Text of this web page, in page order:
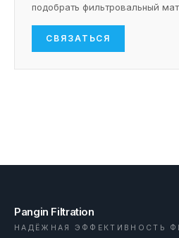
подобрать фильтровальный
СВЯЗАТЬСЯ
Pangin Filtration
НАДЁЖНАЯ ЭФФЕКТИВНОСТЬ